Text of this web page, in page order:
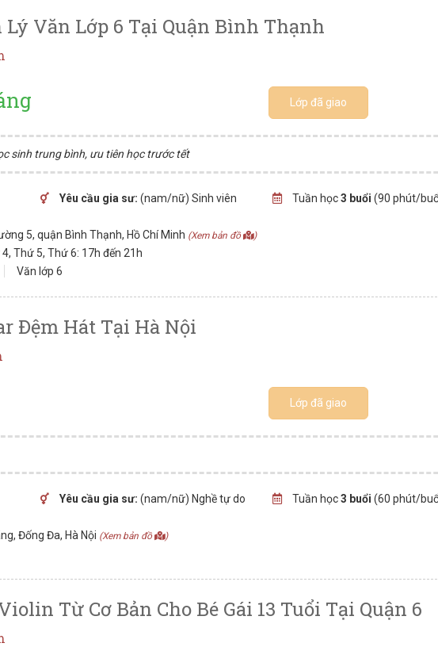
Lý Văn Lớp 6 Tại Quận Bình Thạnh
Lớp đã giao
sinh trung bình, ưu tiên học trước tết
Yêu cầu gia sư: (nam/nữ) Sinh viên Tuần học3 buổi (90 phút/
5, quận Bình Thạnh, Hồ Chí Minh (Xem bản đồ )
Thứ 5, Thứ 6: 17h đến 21h
Văn lớp 6
Đệm Hát Tại Hà Nội
Lớp đã giao
Yêu cầu gia sư: (nam/nữ) Nghề tự do Tuần học3 buổi (60 phút/
Đống Đa, Hà Nội (Xem bản đồ )
Từ Cơ Bản Cho Bé Gái 13 Tuổi Tại Quận 6